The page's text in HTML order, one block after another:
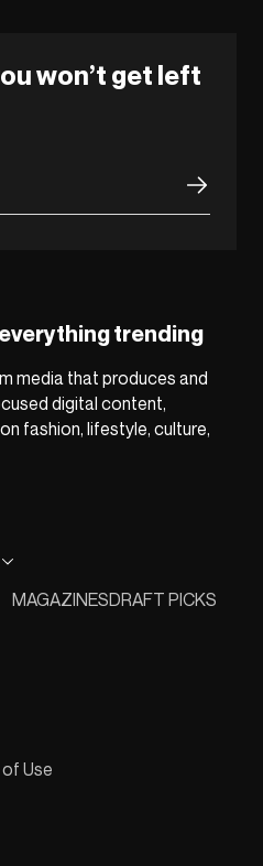
won’t get left
trending
media that produces and
digital content,
fashion, lifestyle, culture,
MAGAZINESDRAFT PICKS
Use